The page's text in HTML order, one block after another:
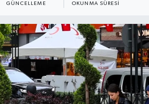
GÜNCELLEME OKUNMA SÜRESI